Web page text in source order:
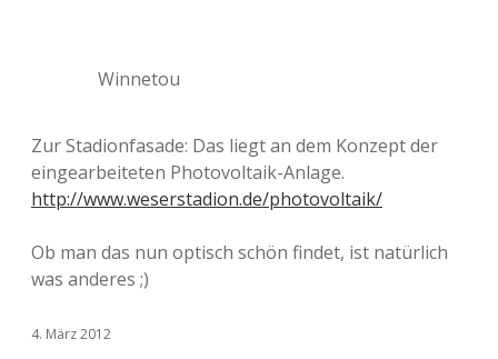
Winnetou
Zur Stadionfasade: Das liegt an dem Konzept der
eingearbeiteten Photovoltaik-Anlage.
http://www.weserstadion.de/photovoltaik/
Ob man das nun optisch schön findet, ist natürlich
was anderes ;)
4. März 2012